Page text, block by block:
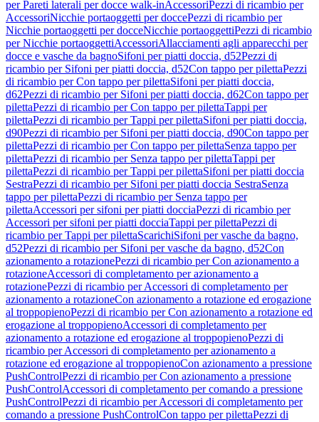
per Pareti laterali per docce walk-inAccessoriPezzi di ricambio per
AccessoriNicchie portaoggetti per doccePezzi di ricambio per
Nicchie portaoggetti per docceNicchie portaoggettiPezzi di ricambio
per Nicchie portaoggettiAccessoriAllacciamenti agli apparecchi per
docce e vasche da bagnoSifoni per piatti doccia, d52Pezzi di
ricambio per Sifoni per piatti doccia, d52Con tappo per pilettaPezzi
di ricambio per Con tappo per pilettaSifoni per piatti doccia,
d62Pezzi di ricambio per Sifoni per piatti doccia, d62Con tappo per
pilettaPezzi di ricambio per Con tappo per pilettaTappi per
pilettaPezzi di ricambio per Tappi per pilettaSifoni per piatti doccia,
d90Pezzi di ricambio per Sifoni per piatti doccia, d90Con tappo per
pilettaPezzi di ricambio per Con tappo per pilettaSenza tappo per
pilettaPezzi di ricambio per Senza tappo per pilettaTappi per
pilettaPezzi di ricambio per Tappi per pilettaSifoni per piatti doccia
SestraPezzi di ricambio per Sifoni per piatti doccia SestraSenza
tappo per pilettaPezzi di ricambio per Senza tappo per
pilettaAccessori per sifoni per piatti docciaPezzi di ricambio per
Accessori per sifoni per piatti docciaTappi per pilettaPezzi di
ricambio per Tappi per pilettaScarichiSifoni per vasche da bagno,
d52Pezzi di ricambio per Sifoni per vasche da bagno, d52Con
azionamento a rotazionePezzi di ricambio per Con azionamento a
rotazioneAccessori di completamento per azionamento a
rotazionePezzi di ricambio per Accessori di completamento per
azionamento a rotazioneCon azionamento a rotazione ed erogazione
al troppopienoPezzi di ricambio per Con azionamento a rotazione ed
erogazione al troppopienoAccessori di completamento per
azionamento a rotazione ed erogazione al troppopienoPezzi di
ricambio per Accessori di completamento per azionamento a
rotazione ed erogazione al troppopienoCon azionamento a pressione
PushControlPezzi di ricambio per Con azionamento a pressione
PushControlAccessori di completamento per comando a pressione
PushControlPezzi di ricambio per Accessori di completamento per
comando a pressione PushControlCon tappo per pilettaPezzi di